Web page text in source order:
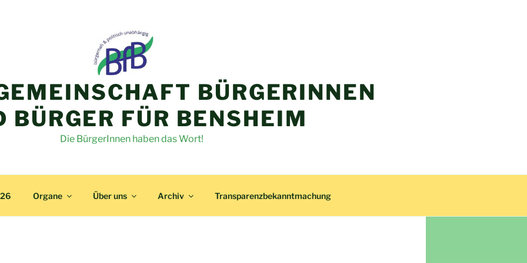
BÜRGERINNEN
BÜRGER FÜR BENSHEIM
Die BürgerInnen haben das Wort!
Organe Über uns Archiv Transparenzbekanntmachung